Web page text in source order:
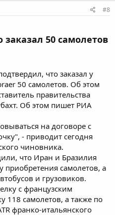
#8
50 самолетов
что заказал у
50 самолетов. Об этом
правительства
Об этом пишет РИА
на договоре с
- приводит сегодня
чиновника.
что Иран и Бразилия
приобретения самолетов, а
и грузовиков.
с французским
118 самолетов, а также по
франко-итальянского